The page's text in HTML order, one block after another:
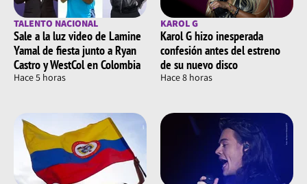
TALENTO NACIONAL
Sale a la luz video de Lamine
Yamal de fiesta junto a Ryan
Castro y WestCol en Colombia
Hace 5 horas
KAROL G
Karol G hizo inesperada
confesión antes del estreno
de su nuevo disco
Hace 8 horas